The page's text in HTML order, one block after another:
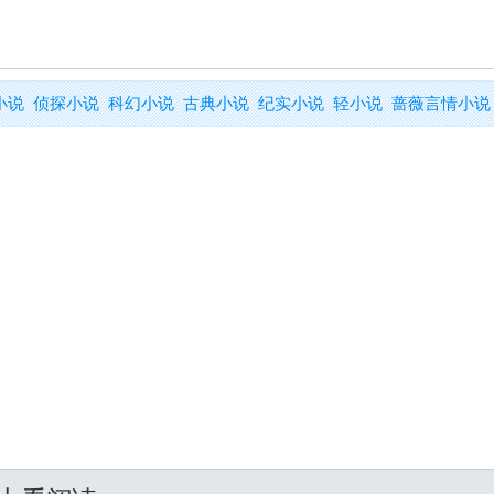
说 侦探小说 科幻小说 古典小说 纪实小说 轻小说 蔷薇言情小说